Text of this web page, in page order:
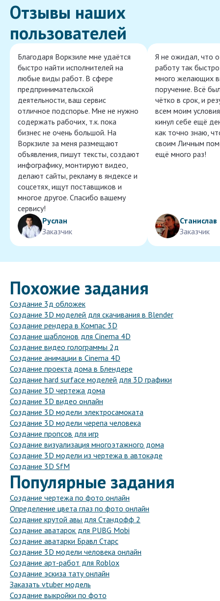
Отзывы наших
пользователей
Благодаря Воркзиле мне удаётся
быстро найти исполнителей на
любые виды работ. В сфере
предпринимательской
деятельности, ваш сервис
отличное подспорье. Мне не нужно
содержать рабочих, т.к. пока
бизнес не очень большой. На
Воркзиле за меня размещают
объявления, пишут тексты, создают
инфографику, монтируют видео,
делают сайты, рекламу в яндексе и
соцсетях, ищут поставщиков и
многое другое. Спасибо вашему
сервису!
Руслан
Заказчик
Я не ожидал, что
работу так
много желающих
поручение. Всё
чётко в срок, и
всем моим
кинул себе ещё
как точно знаю,
своим Личным
ещё много раз!
Станислав
Заказчик
Похожие задания
Создание 3д обложек
Создание 3D моделей для скачивания в Blender
Создание рендера в Компас 3D
Создание шаблонов для Cinema 4D
Создание видео голограммы 2д
Создание анимации в Cinema 4D
Создание проекта дома в Блендере
Создание hard surface моделей для 3D графики
Создание 3D чертежа дома
Создание 3D видео онлайн
Создание 3D модели электросамоката
Создание 3D модели черепа человека
Создание пропсов для игр
Создание визуализация многоэтажного дома
Создание 3D модели из чертежа в автокаде
Создание 3D SfM
Популярные задания
Создание чертежа по фото онлайн
Определение цвета глаз по фото онлайн
Создание крутой авы для Стандофф 2
Создание аватарок для PUBG Mobi
Создание аватарки Бравл Старс
Создание 3D модели человека онлайн
Создание арт-работ для Roblox
Создание эскиза тату онлайн
Заказать vtuber модель
Создание выкройки по фото